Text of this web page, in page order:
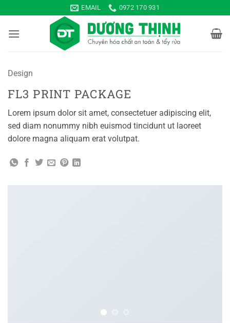
qua
nội
EMAIL 0972 170 931
Design
FL3 PRINT PACKAGE
Lorem ipsum dolor sit amet, consectetuer adipiscing elit,
sed diam nonummy nibh euismod tincidunt ut laoreet
dolore magna aliquam erat volutpat.